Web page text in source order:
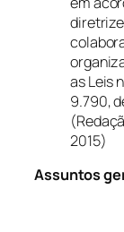
as Leis
9.790,
2015)
Assuntos